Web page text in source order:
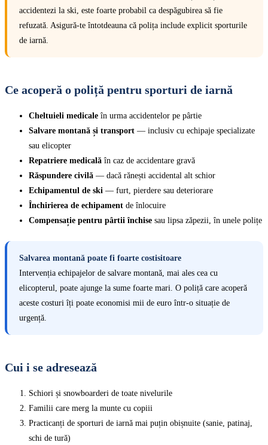
accidentezi la ski, este foarte probabil ca despăgubirea să fie
refuzată. Asigură-te întotdeauna că polița include explicit sporturile
de iarnă.
Ce acoperă o poliță pentru sporturi de iarnă
Cheltuieli medicale în urma accidentelor pe pârtie
Salvare montană și transport — inclusiv cu echipaje specializate
sau elicopter
Repatriere medicală în caz de accidentare gravă
Răspundere civilă — dacă rănești accidental alt schior
Echipamentul de ski — furt, pierdere sau deteriorare
Închirierea de echipament de înlocuire
Compensație pentru pârtii închise sau lipsa zăpezii, în unele polițe
Salvarea montană poate fi foarte costisitoare
Intervenția echipajelor de salvare montană, mai ales cea cu
elicopterul, poate ajunge la sume foarte mari. O poliță care acoperă
aceste costuri îți poate economisi mii de euro într-o situație de
urgență.
Cui i se adresează
Schiori și snowboarderi de toate nivelurile
Familii care merg la munte cu copiii
Practicanți de sporturi de iarnă mai puțin obișnuite (sanie, patinaj,
schi de tură)